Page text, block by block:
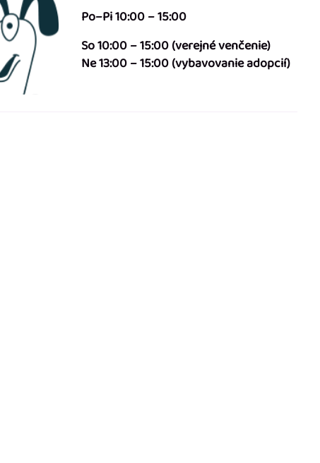
Po–Pi 10:00 – 15:00
So 10:00 – 15:00 (verejné venčenie)
Ne 13:00 – 15:00 (vybavovanie adopcií)